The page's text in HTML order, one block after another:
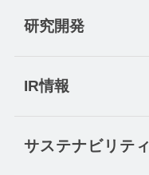
研究開発
IR情報
サステナビリティ